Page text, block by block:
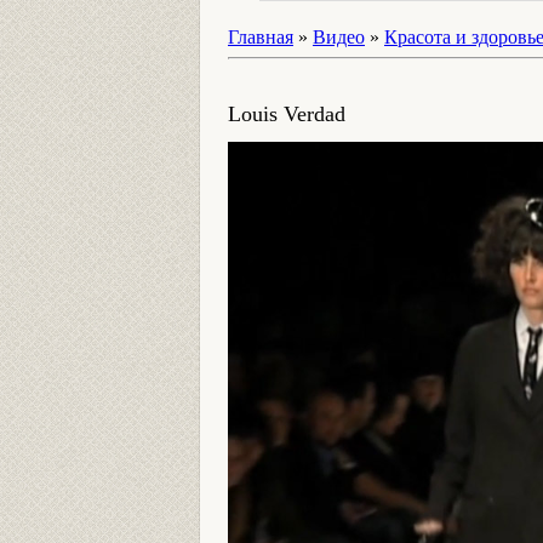
Главная » Видео » Красота и здоровье
Louis Verdad